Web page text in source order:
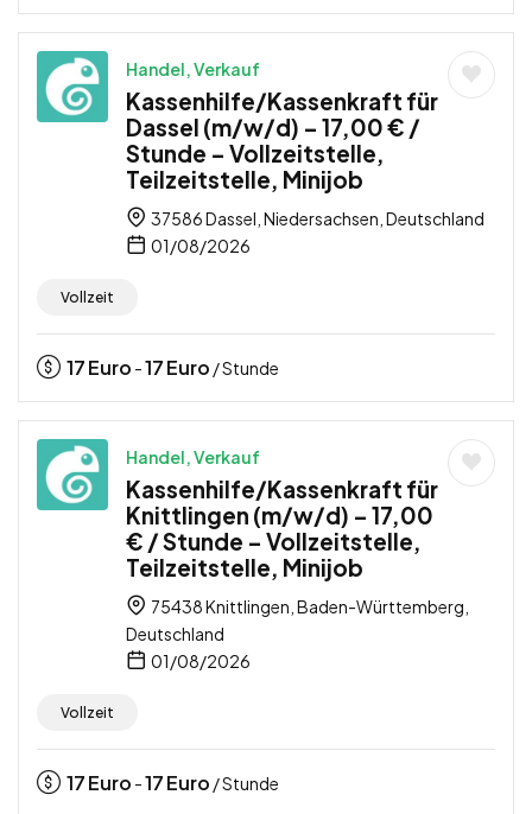
Handel, Verkauf
Kassenhilfe/Kassenkraft für
Dassel (m/w/d) – 17,00 € /
Stunde – Vollzeitstelle,
Teilzeitstelle, Minijob
37586 Dassel, Niedersachsen, Deutschland
01/08/2026
Vollzeit
17Euro -17Euro / Stunde
Handel, Verkauf
Kassenhilfe/Kassenkraft für
Knittlingen (m/w/d) – 17,00
€ / Stunde – Vollzeitstelle,
Teilzeitstelle, Minijob
75438 Knittlingen, Baden-Württemberg,
Deutschland
01/08/2026
Vollzeit
17Euro -17Euro / Stunde